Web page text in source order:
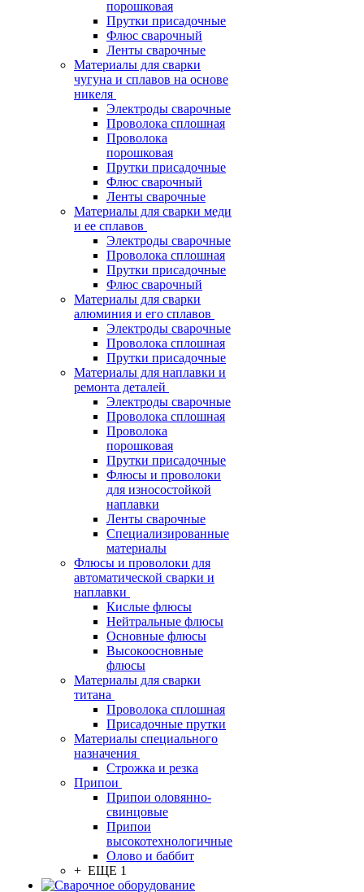
порошковая
Прутки присадочные
Флюс сварочный
Ленты сварочные
Материалы для сварки
чугуна и сплавов на основе
никеля
Электроды сварочные
Проволока сплошная
Проволока
порошковая
Прутки присадочные
Флюс сварочный
Ленты сварочные
Материалы для сварки меди
и ее сплавов
Электроды сварочные
Проволока сплошная
Прутки присадочные
Флюс сварочный
Материалы для сварки
алюминия и его сплавов
Электроды сварочные
Проволока сплошная
Прутки присадочные
Материалы для наплавки и
ремонта деталей
Электроды сварочные
Проволока сплошная
Проволока
порошковая
Прутки присадочные
Флюсы и проволоки
для износостойкой
наплавки
Ленты сварочные
Специализированные
материалы
Флюсы и проволоки для
автоматической сварки и
наплавки
Кислые флюсы
Нейтральные флюсы
Основные флюсы
Высокоосновные
флюсы
Материалы для сварки
титана
Проволока сплошная
Присадочные прутки
Материалы специального
назначения
Строжка и резка
Припои
Припои оловянно-
свинцовые
Припои
высокотехнологичные
Олово и баббит
+ ЕЩЕ 1